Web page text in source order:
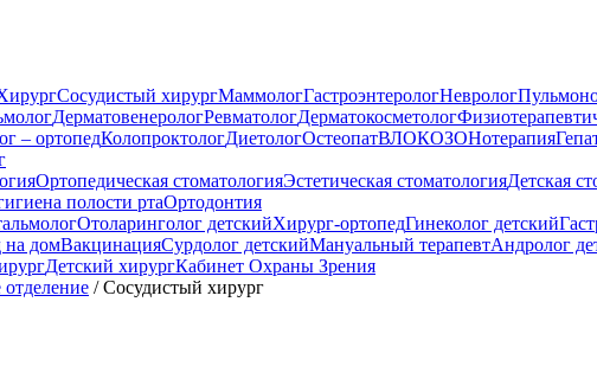
Сосудистый хирургМаммологГастроэнтерологНевролог
ДерматовенерологРевматологДерматокосметолог
– ортопедКолопроктологДиетологОстеопатВЛОКОЗОНотерапия
Ортопедическая стоматологияЭстетическая стоматологияДетская
полости ртаОртодонтия
Отоларинголог детскийХирург-ортопедГинеколог детский
на домВакцинацияСурдолог детскийМануальный терапевтАндролог
Детский хирургКабинет Охраны Зрения
/Сосудистый хирург